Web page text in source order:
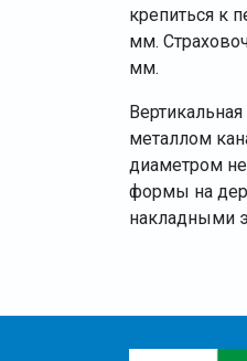
крепиться к
мм.
мм.
металлом
диаметром
формы на
накладными